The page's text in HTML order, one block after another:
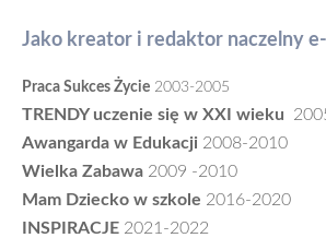
Jako kreator i redaktor naczelny
Praca Sukces Życie 2003-2005
TRENDY uczenie się w XXI wieku
Awangarda w Edukacji 2008-2010
Wielka Zabawa 2009 -2010
Mam Dziecko w szkole 2016-2020
INSPIRACJE 2021-2022